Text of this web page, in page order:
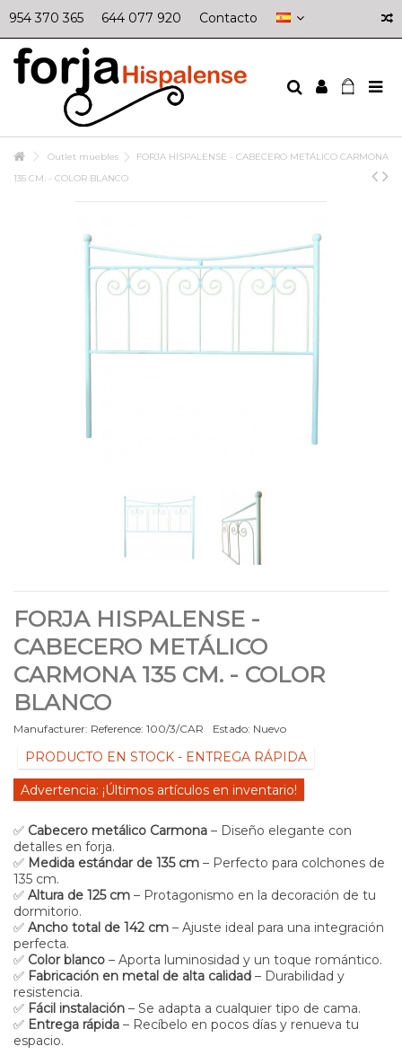
954 370 365 644 077 920 Contacto
Outlet muebles
FORJA HISPALENSE - CABECERO METÁLICO CARMONA
135 CM. - COLOR BLANCO
FORJA HISPALENSE -
CABECERO METÁLICO
CARMONA 135 CM. - COLOR
BLANCO
Manufacturer: Reference: 100/3/CAR Estado: Nuevo
PRODUCTO EN STOCK - ENTREGA RÁPIDA
Advertencia: ¡Últimos artículos en inventario!
✅ Cabecero metálico Carmona – Diseño elegante con
detalles en forja.
✅ Medida estándar de 135 cm – Perfecto para colchones de
135 cm.
✅ Altura de 125 cm – Protagonismo en la decoración de tu
dormitorio.
✅ Ancho total de 142 cm – Ajuste ideal para una integración
perfecta.
✅ Color blanco – Aporta luminosidad y un toque romántico.
✅ Fabricación en metal de alta calidad – Durabilidad y
resistencia.
✅ Fácil instalación – Se adapta a cualquier tipo de cama.
✅ Entrega rápida – Recíbelo en pocos días y renueva tu
espacio.